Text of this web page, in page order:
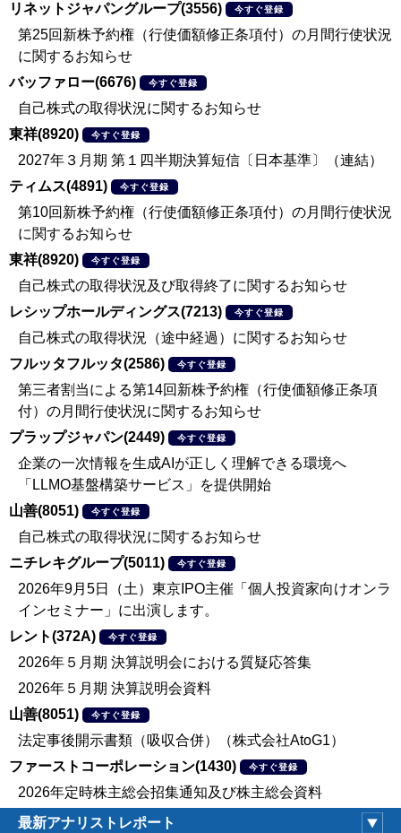
リネットジャパングループ(3556)
今すぐ登録
第25回新株予約権（行使価額修正条項付）の月間行使状況
に関するお知らせ
バッファロー(6676)
今すぐ登録
自己株式の取得状況に関するお知らせ
東祥(8920)
今すぐ登録
2027年３月期 第１四半期決算短信〔日本基準〕（連結）
ティムス(4891)
今すぐ登録
第10回新株予約権（行使価額修正条項付）の月間行使状況
に関するお知らせ
東祥(8920)
今すぐ登録
自己株式の取得状況及び取得終了に関するお知らせ
レシップホールディングス(7213)
今すぐ登録
自己株式の取得状況（途中経過）に関するお知らせ
フルッタフルッタ(2586)
今すぐ登録
第三者割当による第14回新株予約権（行使価額修正条項
付）の月間行使状況に関するお知らせ
プラップジャパン(2449)
今すぐ登録
企業の一次情報を生成AIが正しく理解できる環境へ
「LLMO基盤構築サービス」を提供開始
山善(8051)
今すぐ登録
自己株式の取得状況に関するお知らせ
ニチレキグループ(5011)
今すぐ登録
2026年9月5日（土）東京IPO主催「個人投資家向けオンラ
インセミナー」に出演します。
レント(372A)
今すぐ登録
2026年５月期 決算説明会における質疑応答集
2026年５月期 決算説明会資料
山善(8051)
今すぐ登録
法定事後開示書類（吸収合併）（株式会社AtoG1）
ファーストコーポレーション(1430)
今すぐ登録
2026年定時株主総会招集通知及び株主総会資料
最新アナリストレポート